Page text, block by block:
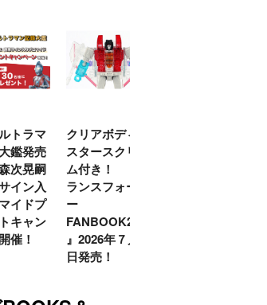
ディの
クリー
！ 『ト
ォーマ
７月31
【特別編】トラ
ンスフォーマー
ごー！ごー！
【月イチ更新】